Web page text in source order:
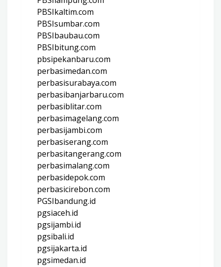
PBSIkaltim.com
PBSIsumbar.com
PBSIbaubau.com
PBSIbitung.com
pbsipekanbaru.com
perbasimedan.com
perbasisurabaya.com
perbasibanjarbaru.com
perbasiblitar.com
perbasimagelang.com
perbasijambi.com
perbasiserang.com
perbasitangerang.com
perbasimalang.com
perbasidepok.com
perbasicirebon.com
PGSIbandung.id
pgsiaceh.id
pgsijambi.id
pgsibali.id
pgsijakarta.id
pgsimedan.id